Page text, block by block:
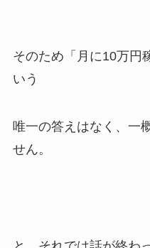
そのため「月に10万円
いう
唯一の答えはなく、一
せん。